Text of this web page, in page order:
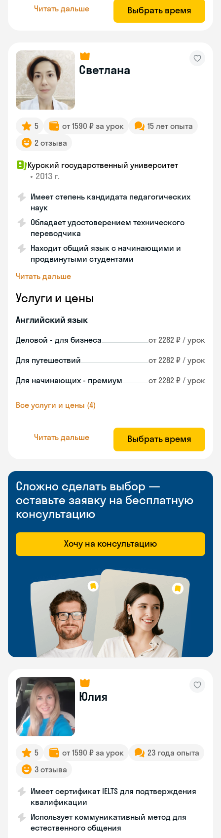
Читать дальше Выбрать время
Светлана
5 от 1590 ₽ за урок
15 лет опыта
2 отзыва
Курский государственный университет
• 2013 г.
Имеет степень кандидата педагогических
наук
Обладает удостоверением технического
переводчика
Находит общий язык с начинающими и
продвинутыми студентами
Читать дальше
Услуги и цены
Английский язык
Деловой - для бизнеса от 2282 ₽ / урок
Для путешествий от 2282 ₽ / урок
Для начинающих - премиум от 2282 ₽ / урок
Все услуги и цены (4)
Читать дальше Выбрать время
Сложно сделать выбор —
оставьте заявку на бесплатную
консультацию
Хочу на консультацию
Юлия
5 от 1590 ₽ за урок
23 года опыта
3 отзыва
Имеет сертификат IELTS для подтверждения
квалификации
Использует коммуникативный метод для
естественного общения